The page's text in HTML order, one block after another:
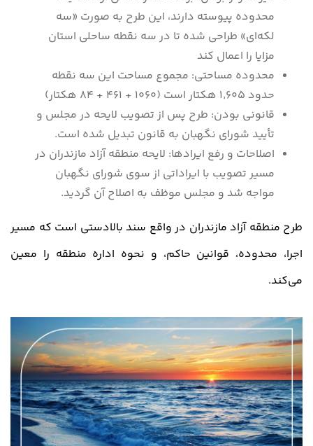
محدوده پیوسته دارند، این طرح به صورت «سه
لکه‌ای» طراحی شده تا در سه نقطه ساحلی استان
مزایا را اعمال کند
محدوده مساحتی: مجموع مساحت این سه نقطه
حدود 1٬605 هکتار است (1060 + 461 + 84 هکتار)
قانونی بودن: طرح پس از تصویب لایحه در مجلس و
تأیید شورای نگهبان به قانون تبدیل شده است.
اصلاحات و رفع ایرادها: لایحه منطقه آزاد مازندران در
مسیر تصویب با ایراداتی از سوی شورای نگهبان
مواجه شد و مجلس موظف به اصلاح آن گردید.
طرح منطقه آزاد مازندران در واقع سند بالادستی است که مسیر
اجرا، محدوده، قوانین حاکم، و نحوه اداره منطقه را معین
می‌کند.